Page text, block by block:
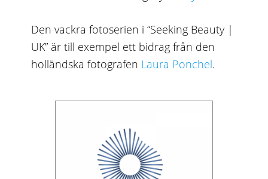
Den vackra fotoserien i “Seeking Beauty |
UK” är till exempel ett bidrag från den
holländska fotografen Laura Ponchel.